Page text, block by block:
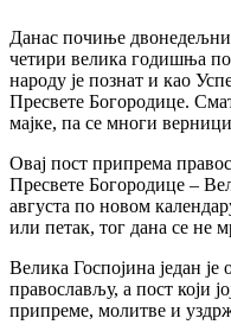
Данас почиње двонедељни
четири велика годишња
народу је познат и као
Пресвете Богородице.
мајке, па се многи
Овај пост припрема
Пресвете Богородице –
августа по новом
или петак, тог дана се не
Велика Госпојина један
православљу, а пост који
припреме, молитве и